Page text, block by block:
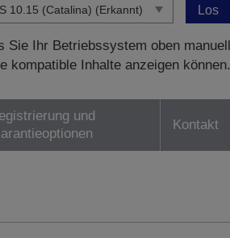
Los
Ihr Betriebssystem oben manuell
kompatible Inhalte anzeigen können.
und
Kontakt